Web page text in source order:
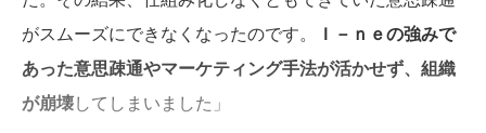
がスムーズにできなくなったのです。
Ｉ－ｎｅの強みで
あった意思疎通やマーケティング手法が活かせず、組織
が崩壊してしまいました」